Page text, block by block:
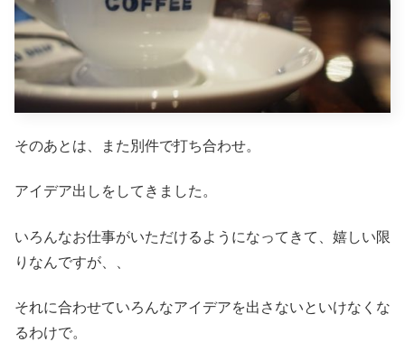
そのあとは、また別件で打ち合わせ。
アイデア出しをしてきました。
いろんなお仕事がいただけるようになってきて、嬉しい限
りなんですが、、
それに合わせていろんなアイデアを出さないといけなくな
るわけで。